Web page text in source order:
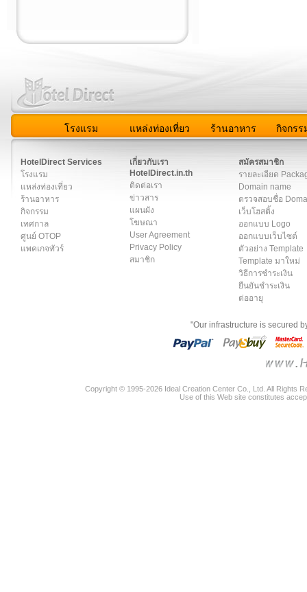
โรงแรม แหล่งท่องเที่ยว ร้านอาหาร กิจกรร
HotelDirect Services
โรงแรม
แหล่งท่องเที่ยว
ร้านอาหาร
กิจกรรม
เทศกาล
ศูนย์ OTOP
แพคเกจทัวร์
เกี่ยวกับเรา
HotelDirect.in.th
ติดต่อเรา
ข่าวสาร
แผนผัง
โฆษณา
User Agreement
Privacy Policy
สมาชิก
สมัครสมาชิก
รายละเอียด
Domain name
ตรวจสอบชื่อ
เว็บโฮสติ้ง
ออกแบบ Logo
ออกแบบเว็บไซต์
ตัวอย่าง Template
Template มาใหม่
วิธีการชำระเงิน
ยืนยันชำระเงิน
ต่ออายุ
"Our infrastructure is secured
Copyright © 1995-2026 Ideal Creation Center Co., Ltd. All Rights
Use of this Web site constitutes